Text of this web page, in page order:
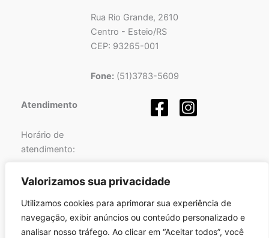
Valorizamos sua privacidade
Utilizamos cookies para aprimorar sua experiência de
navegação, exibir anúncios ou conteúdo personalizado e
analisar nosso tráfego. Ao clicar em “Aceitar todos”, você
Rua Rio Grande, 2610
Centro - Esteio/RS
CEP: 93265-001
Fone:(51)3783-5609
Atendimento
Horário de
atendimento:
Segunda a Sexta-feira
das13hàs17h.